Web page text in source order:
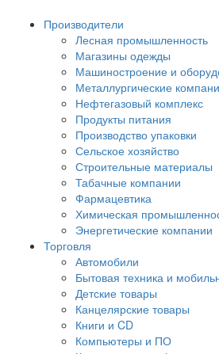
Производители
Лесная промышленность
Магазины одежды
Машиностроение и
Металлургические
Нефтегазовый комплекс
Продукты питания
Производство упаковки
Сельское хозяйство
Строительные материалы
Табачные компании
Фармацевтика
Химическая
Энергетические компании
Торговля
Автомобили
Бытовая техника и
Детские товары
Канцелярские товары
Книги и CD
Компьютеры и ПО